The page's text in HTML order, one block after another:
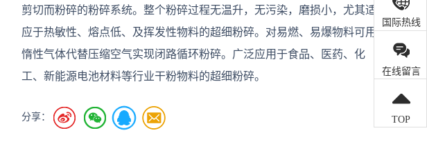
剪切而粉碎的粉碎系统。整个粉碎过程无温升，无污染，磨损小，尤其适
应于热敏性、熔点低、及挥发性物料的超细粉碎。对易燃、易爆物料可用
惰性气体代替压缩空气实现闭路循环粉碎。广泛应用于食品、医药、化
工、新能源电池材料等行业干粉物料的超细粉碎。
分享：
国际热线
在线留言
TOP